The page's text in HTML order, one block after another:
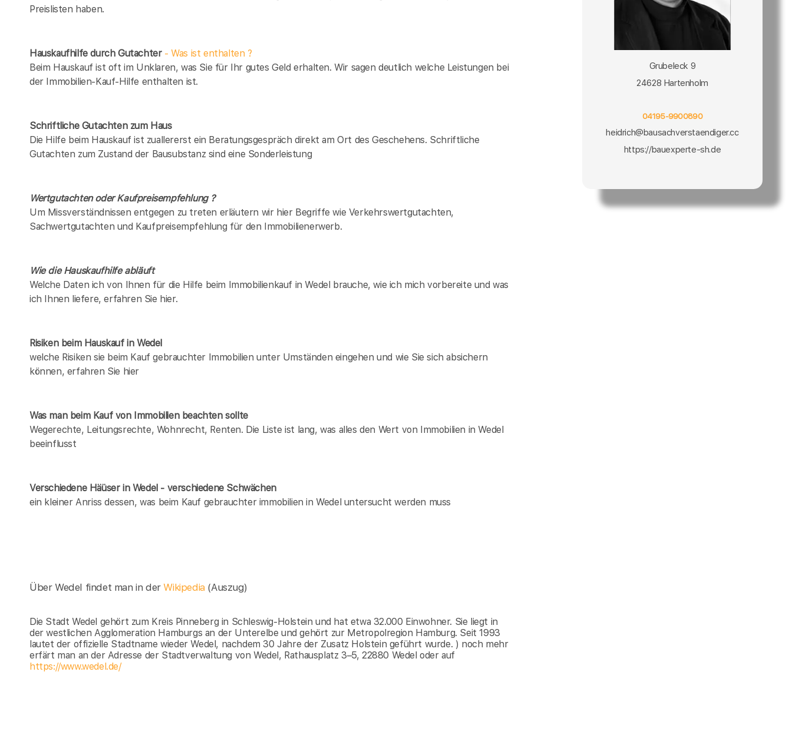
Preislisten haben.
Hauskaufhilfe durch Gutachter- Was ist enthalten ?
Beim Hauskauf ist oft im Unklaren, was Sie für Ihr gutes Geld erhalten. Wir sagen deutlich welche Leistungen bei
der Immobilien-Kauf-Hilfe enthalten ist.
Schriftliche Gutachten zum Haus
Die Hilfe beim Hauskauf ist zuallererst ein Beratungsgespräch direkt am Ort des Geschehens. Schriftliche
Gutachten zum Zustand der Bausubstanz sind eine Sonderleistung
Wertgutachten oder Kaufpreisempfehlung ?
Um Missverständnissen entgegen zu treten erläutern wir hier Begriffe wie Verkehrswertgutachten,
Sachwertgutachten und Kaufpreisempfehlung für den Immobilienerwerb.
Wie die Hauskaufhilfe abläuft
Welche Daten ich von Ihnen für die Hilfe beim Immobilienkauf in Wedel brauche, wie ich mich vorbereite und was
ich Ihnen liefere, erfahren Sie hier.
Risiken beim Hauskaufin Wedel
welche Risiken sie beim Kauf gebrauchter Immobilien unter Umständen eingehen und wie Sie sich absichern
können, erfahren Sie hier
Was man beim Kauf von Immobilien beachten sollte
Wegerechte, Leitungsrechte, Wohnrecht, Renten. Die Liste ist lang, was alles den Wert von Immobilien in Wedel
beeinflusst
Verschiedene Häüser in Wedel - verschiedene Schwächen
ein kleiner Anriss dessen, was beim Kauf gebrauchter immobilien in Wedel untersucht werden muss
Über Wedel findet man in derWikipedia (Auszug)
Die Stadt Wedel gehört zum Kreis Pinneberg in Schleswig-Holstein und hat etwa 32.000 Einwohner. Sie liegt in
der westlichen Agglomeration Hamburgs an der Unterelbe und gehört zur Metropolregion Hamburg. Seit 1993
lautet der offizielle Stadtname wieder Wedel, nachdem 30 Jahre der Zusatz Holstein geführt wurde. ) noch mehr
erfärt man an der Adresse der Stadtverwaltung von Wedel, Rathausplatz 3–5, 22880 Wedel oder auf
https://www.wedel.de/
Grubeleck 9
24628 Hartenholm
04195-9900890
heidrich@bausachverstaendiger.cc
https://bauexperte-sh.de